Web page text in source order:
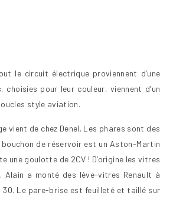
le circuit électrique proviennent d’une
choisies pour leur couleur, viennent d’un
style aviation.
vient de chez Denel. Les phares sont des
bouchon de réservoir est un Aston-Martin
une goulotte de 2CV ! D’origine les vitres
Alain a monté des lève-vitres Renault à
30. Le pare-brise est feuilleté et taillé sur